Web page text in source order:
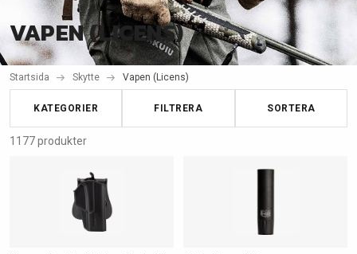
VAPEN (LICENS)
Startsida Skytte Vapen (Licens)
KATEGORIER FILTRERA SORTERA
1177 produkter